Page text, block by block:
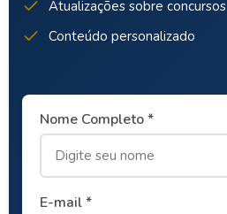
Atualizações sobre concursos
Conteúdo personalizado
Nome Completo *
E-mail *